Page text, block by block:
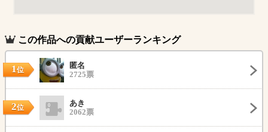
この作品への貢献ユーザーランキング
1位
匿名
2725票
2位
あき
2062票